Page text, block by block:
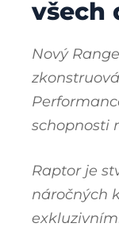
všech
Nový
schopnosti
Raptor je
náročných